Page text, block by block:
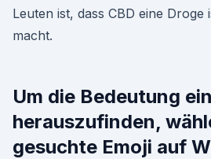
Leuten ist, dass CBD eine Droge
macht.
Um die Bedeutung
herauszufinden,
gesuchte Emoji auf